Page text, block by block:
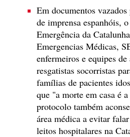
Em documentos
de imprensa espanhóis,
Emergência da
Emergencias Médicas,
enfermeiros e equipes
resgatistas socorristas
famílias de pacientes
que "a morte em casa é
protocolo também
área médica a evitar
leitos hospitalares na